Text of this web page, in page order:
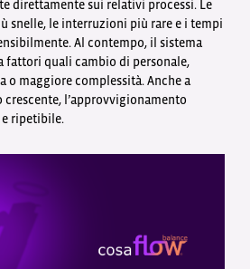
direttamente sui relativi processi. Le
snelle, le interruzioni più rare e i tempi
Al contempo, il sistema
fattori quali cambio di personale,
o maggiore complessità. Anche a
l’approvvigionamento
ripetibile.